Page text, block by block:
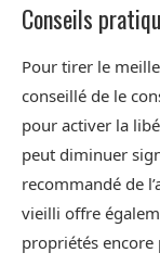
Conseils
Pour tirer le
conseillé de le
pour activer la
peut diminuer
recommandé de
vieilli offre
propriétés encore